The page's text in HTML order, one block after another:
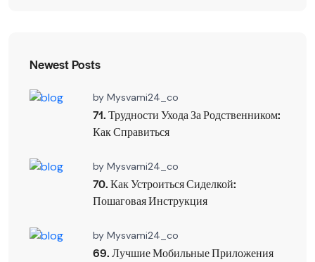
Newest Posts
by Mysvami24_co
71. Трудности Ухода За Родственником:
Как Справиться
by Mysvami24_co
70. Как Устроиться Сиделкой:
Пошаговая Инструкция
by Mysvami24_co
69. Лучшие Мобильные Приложения